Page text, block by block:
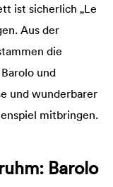
ist sicherlich „Le
Aus der
die
und
und wunderbarer
mitbringen.
Barolo